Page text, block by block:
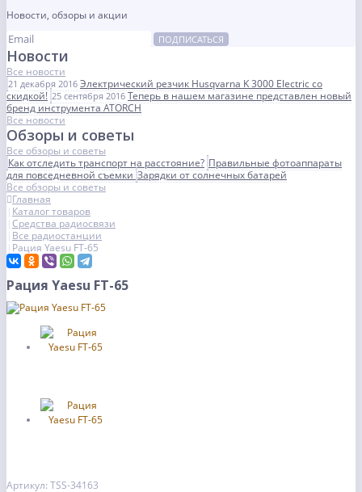
Новости, обзоры и акции
ПОДПИСАТЬСЯ
Новости
Все новости
21 декабря 2016 Электрический резчик Husqvarna K 3000 Electric со
скидкой! 25 сентября 2016 Теперь в нашем магазине представлен новый
бренд инструмента ATORCH
Все новости
Обзоры и советы
Все обзоры и советы
Как отследить транспорт на расстояние? Правильные фотоаппараты
для повседневной съемкиЗарядки от солнечных батарей
Все обзоры и советы
Главная
Каталог товаров
Средства радиосвязи
Все радиостанции
Рация Yaesu FT-65
Рация Yaesu FT-65
Артикул: TSS-34163